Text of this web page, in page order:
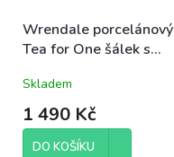
Wrendale porcelánový
Tea for One šálek s
ptáčkem 300ml
Skladem
1 490 Kč
DO KOŠÍKU